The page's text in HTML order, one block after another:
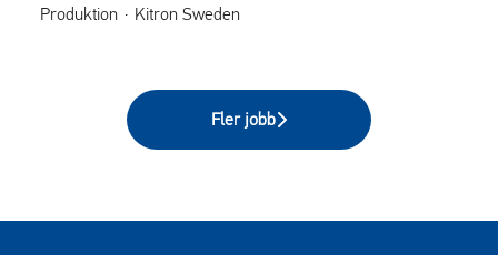
Produktion · Kitron Sweden
Fler jobb